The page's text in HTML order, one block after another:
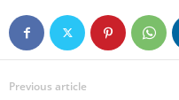
Previous article